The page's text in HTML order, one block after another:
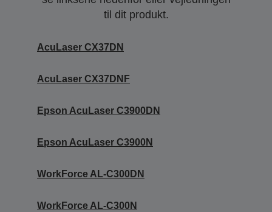
til dit produkt.
AcuLaser CX37DN
AcuLaser CX37DNF
Epson AcuLaser C3900DN
Epson AcuLaser C3900N
WorkForce AL-C300DN
WorkForce AL-C300N